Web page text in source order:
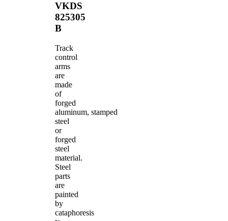
VKDS
825305
B
Track
control
arms
are
made
of
forged
aluminum, stamped
steel
or
forged
steel
material.
Steel
parts
are
painted
by
cataphoresis